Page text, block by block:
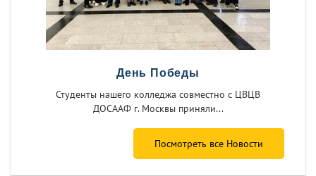
День Победы
Студенты нашего колледжа совместно с ЦВЦВ
ДОСААФ г. Москвы приняли...
Посмотреть все Новости